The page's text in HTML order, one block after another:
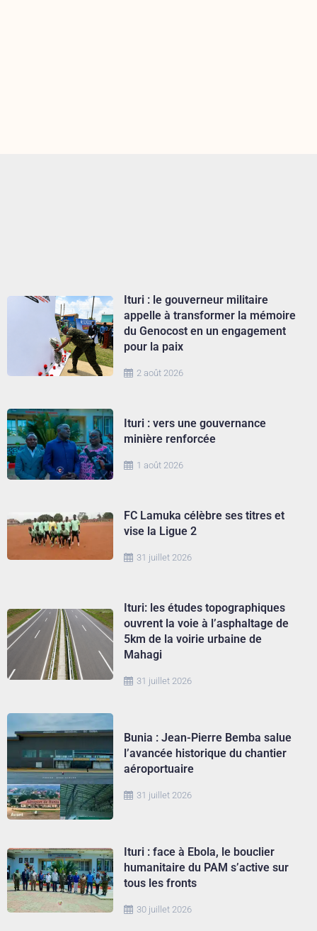
2 août 2026
Ituri : le gouverneur militaire
appelle à transformer la mémoire
du Genocost en un engagement
pour la paix
1 août 2026
Ituri : vers une gouvernance
minière renforcée
31 juillet 2026
FC Lamuka célèbre ses titres et
vise la Ligue 2
31 juillet 2026
Ituri: les études topographiques
ouvrent la voie à l’asphaltage de
5km de la voirie urbaine de
Mahagi
31 juillet 2026
Bunia : Jean-Pierre Bemba salue
l’avancée historique du chantier
aéroportuaire
30 juillet 2026
Ituri : face à Ebola, le bouclier
humanitaire du PAM s’active sur
tous les fronts